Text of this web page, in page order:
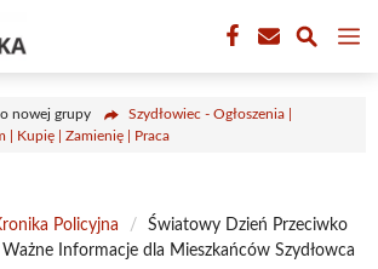
nowej grupy
Szydłowiec - Ogłoszenia |
| Kupię | Zamienię | Praca
Policyjna /
Światowy Dzień Przeciwko
Informacje dla Mieszkańców Szydłowca